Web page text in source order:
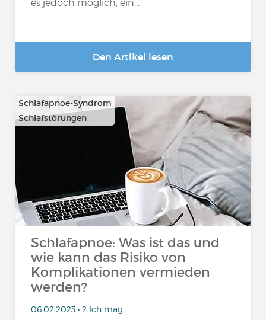
es jedoch möglich, ein...
Den Artikel lesen
Schlafapnoe-Syndrom
Schlafstörungen
Schlafapnoe: Was ist das und
wie kann das Risiko von
Komplikationen vermieden
werden?
06.02.2023 • 2 Ich mag